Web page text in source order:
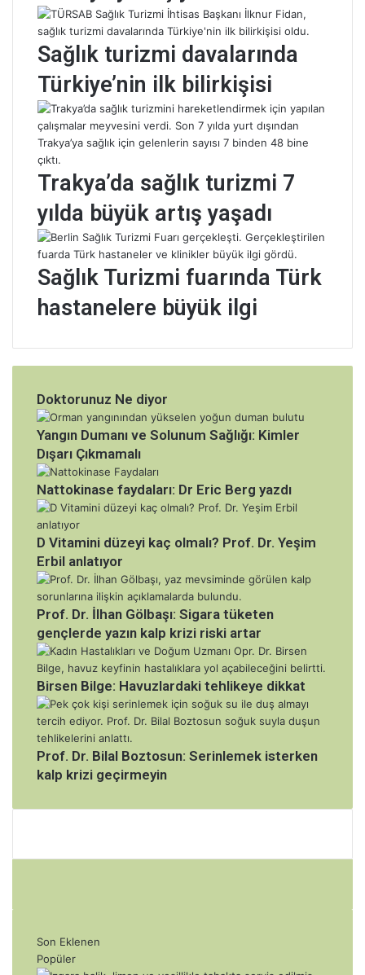
Sağlık turizmi davalarında
Türkiye’nin ilk bilirkişisi
Trakya’da sağlık turizmi 7
yılda büyük artış yaşadı
Sağlık Turizmi fuarında Türk
hastanelere büyük ilgi
Doktorunuz Ne diyor
Yangın Dumanı ve Solunum Sağlığı: Kimler
Dışarı Çıkmamalı
Nattokinase faydaları: Dr Eric Berg yazdı
D Vitamini düzeyi kaç olmalı? Prof. Dr. Yeşim
Erbil anlatıyor
Prof. Dr. İlhan Gölbaşı: Sigara tüketen
gençlerde yazın kalp krizi riski artar
Birsen Bilge: Havuzlardaki tehlikeye dikkat
Prof. Dr. Bilal Boztosun: Serinlemek isterken
kalp krizi geçirmeyin
Son Eklenen
Popüler